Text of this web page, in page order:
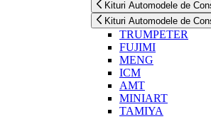
Kituri Automodele de
Kituri Automodele de
TRUMPETER
FUJIMI
MENG
ICM
AMT
MINIART
TAMIYA